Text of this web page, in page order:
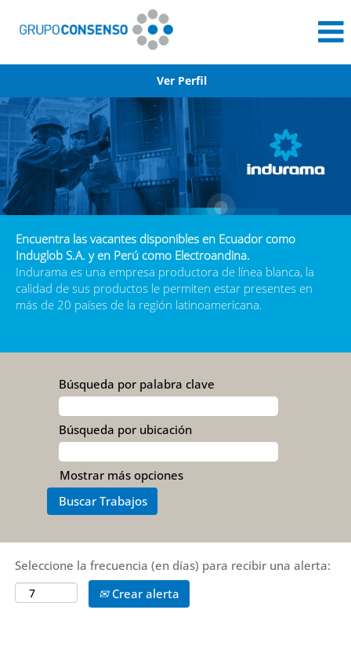
Ver Perfil
Indurama
Encuentra las vacantes disponibles en Ecuador como
Induglob S.A. y en Perú como Electroandina.
Indurama es una empresa productora de línea blanca, la
calidad de sus productos le permiten estar presentes en
más de 20 países de la región latinoamericana.
Búsqueda por palabra clave
Búsqueda por ubicación
Mostrar más opciones
Seleccione la frecuencia (en días) para recibir una alerta:
Crear alerta